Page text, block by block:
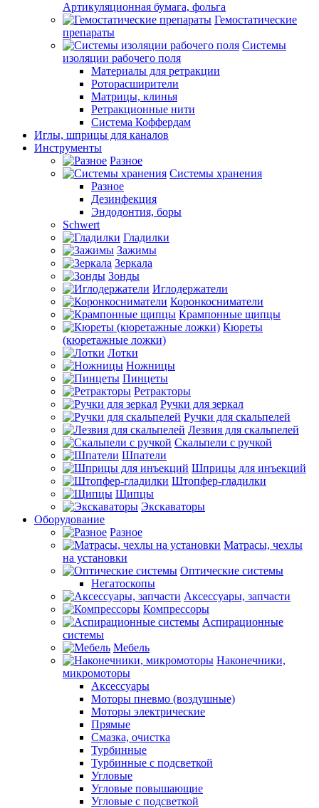
Артикуляционная бумага, фольга
Гемостатические
препараты
Системы
изоляции рабочего поля
Материалы для ретракции
Роторасширители
Матрицы, клинья
Ретракционные нити
Система Коффердам
Иглы, шприцы для каналов
Инструменты
Разное
Системы хранения
Разное
Дезинфекция
Эндодонтия, боры
Schwert
Гладилки
Зажимы
Зеркала
Зонды
Иглодержатели
Коронкосниматели
Крампонные щипцы
Кюреты
(кюретажные ложки)
Лотки
Ножницы
Пинцеты
Ретракторы
Ручки для зеркал
Ручки для скальпелей
Лезвия для скальпелей
Скальпели с ручкой
Шпатели
Шприцы для инъекций
Штопфер-гладилки
Щипцы
Экскаваторы
Оборудование
Разное
Матрасы, чехлы
на установки
Оптические системы
Негатоскопы
Аксессуары, запчасти
Компрессоры
Аспирационные
системы
Мебель
Наконечники,
микромоторы
Аксессуары
Моторы пневмо (воздушные)
Моторы электрические
Прямые
Смазка, очистка
Турбинные
Турбинные с подсветкой
Угловые
Угловые повышающие
Угловые с подсветкой